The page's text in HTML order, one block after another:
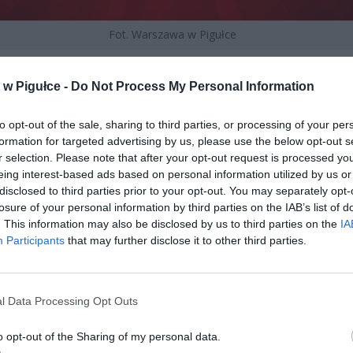
Pigułce - Do Not Process My Personal Information
opt-out of the sale, sharing to third parties, or processing of your
for targeted advertising by us, please use the below opt-out
selection. Please note that after your opt-out request is processed
interest-based ads based on personal information utilized by us
to third parties prior to your opt-out. You may separately
of your personal information by third parties on the IAB’s list of
This information may also be disclosed by us to third parties on the
Participants that may further disclose it to other third parties.
Data Processing Opt Outs
opt-out of the Sharing of my personal data.
Fot. Warszawa w Pigułce
w środowisku naturalnym. W przeciwieństwie do
praktycznie nie ulegają rozkładowi w ekosystemach.
jest systematyczny wzrost ich stężenia w środowisku, gdyż
trafiają nowe ilości tych substancji, które kumulują
zanieczyszczeniami.